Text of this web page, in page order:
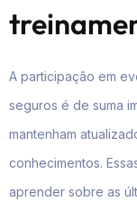
A participação em
seguros é de suma
mantenham
conhecimentos.
aprender sobre as